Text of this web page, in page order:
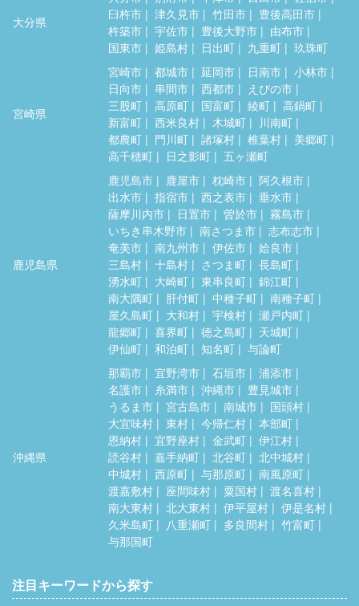
大分県
臼杵市
津久見市 竹田市
豊後高田市
杵築市
宇佐市 豊後大野市
由布市
国東市
姫島村 日出町 九重町 玖珠町
宮崎県
宮崎市 都城市 延岡市 日南市
小林市
日向市
串間市 西都市
えびの市
三股町
高原町 国富町 綾町
高鍋町
新富町
西米良村 木城町
川南町
都農町
門川町 諸塚村 椎葉村
美郷町
高千穂町
日之影町 五ヶ瀬町
鹿児島県
鹿児島市 鹿屋市 枕崎市
阿久根市
出水市
指宿市 西之表市
垂水市
薩摩川内市
日置市 曽於市
霧島市
いちき串木野市
南さつま市
志布志市
奄美市
南九州市 伊佐市
姶良市
三島村
十島村 さつま町
長島町
湧水町
大崎町 東串良町
錦江町
南大隅町
肝付町 中種子町
南種子町
屋久島町
大和村 宇検村
瀬戸内町
龍郷町
喜界町 徳之島町
天城町
伊仙町
和泊町 知名町 与論町
沖縄県
那覇市 宜野湾市 石垣市
浦添市
名護市
糸満市 沖縄市
豊見城市
うるま市
宮古島市 南城市
国頭村
大宜味村
東村 今帰仁村
本部町
恩納村
宜野座村 金武町
伊江村
読谷村
嘉手納町 北谷町
北中城村
中城村
西原町 与那原町
南風原町
渡嘉敷村
座間味村 粟国村
渡名喜村
南大東村
北大東村 伊平屋村
伊是名村
久米島町
八重瀬町 多良間村
竹富町
与那国町
注目キーワードから探す